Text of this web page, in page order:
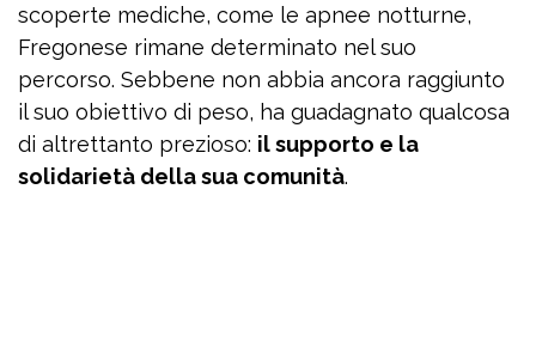
scoperte mediche, come le apnee notturne,
Fregonese rimane determinato nel suo
percorso. Sebbene non abbia ancora raggiunto
il suo obiettivo di peso, ha guadagnato qualcosa
di altrettanto prezioso: il supporto e la
solidarietà della sua comunità.